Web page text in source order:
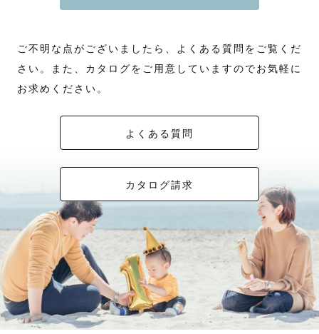
ご不明な点がございましたら、よくある質問をご覧くだ
さい。また、カタログをご用意していますのでお気軽に
お求めください。
よくある質問
カタログ請求